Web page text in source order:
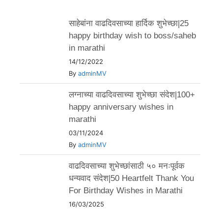
साहेबांना वाढदिवसाच्या हार्दिक शुभेच्छा|25
happy birthday wish to boss/saheb
in marathi
14/12/2022
By adminMV
लग्नाच्या वाढदिवसाच्या शुभेच्छा संदेश|100+
happy anniversary wishes in
marathi
03/11/2024
By adminMV
वाढदिवसाच्या शुभेच्छांसाठी ५० मनःपूर्वक
धन्यवाद संदेश|50 Heartfelt Thank You
For Birthday Wishes in Marathi
16/03/2025